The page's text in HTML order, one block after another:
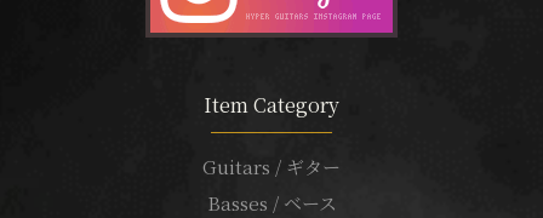
Item Category
Guitars / ギター
Basses / ベース